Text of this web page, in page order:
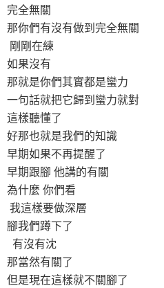
完全無關
那你們有沒有做到完全無關
剛剛在練
如果沒有
那就是你們其實都是蠻力
一句話就把它歸到蠻力就對
這樣聽懂了
好那也就是我們的知識
早期如果不再提醒了
早期跟腳 他講的有關
為什麼 你們看
我這樣要做深層
腳我們蹲下了
有沒有沈
那當然有關了
但是現在這樣就不關腳了